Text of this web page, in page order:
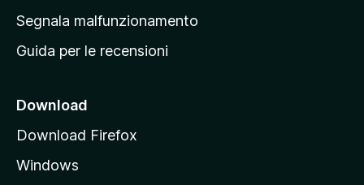
r
n
i
a
l
Segnala malfunzionamento
Guida per le recensioni
Download
Download Firefox
Windows